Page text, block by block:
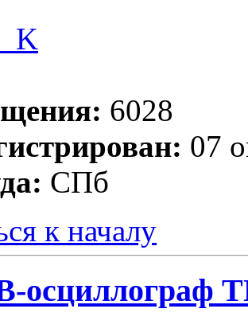
6028
07
СПб
к началу
осциллограф